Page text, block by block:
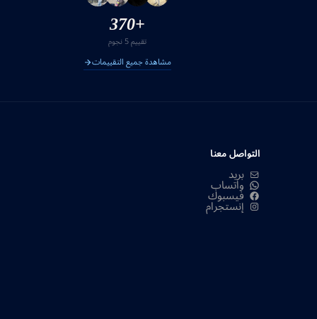
+370
تقييم 5 نجوم
مشاهدة جميع التقييمات
التواصل معنا
بريد
واتساب
فيسبوك
إنستجرام